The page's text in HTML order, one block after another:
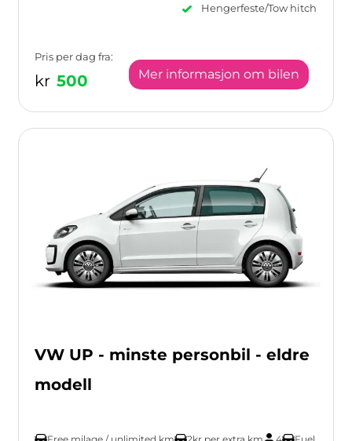
Hengerfeste/Tow hitch
Pris per dag fra:
kr 500 Mer informasjon om bilen
VW UP - minste personbil - eldre
modell